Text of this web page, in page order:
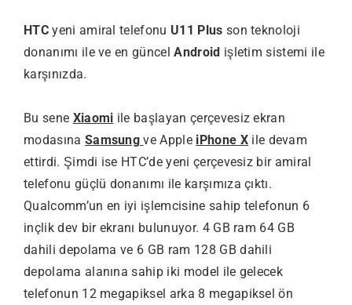
HTCyeni amiral telefonu U11 Plus son teknoloji
donanımı ile ve en güncelAndroid işletim sistemi ile
karşınızda.
Bu sene Xiaomi ile başlayan çerçevesiz ekran
modasına Samsung ve Apple iPhone Xile devam
ettirdi. Şimdi ise HTC’de yeni çerçevesiz bir amiral
telefonu güçlü donanımı ile karşımıza çıktı.
Qualcomm’un en iyi işlemcisine sahip telefonun 6
inçlik dev bir ekranı bulunuyor. 4 GB ram 64 GB
dahili depolama ve 6 GB ram 128 GB dahili
depolama alanına sahip iki model ile gelecek
telefonun 12 megapiksel arka 8 megapiksel ön